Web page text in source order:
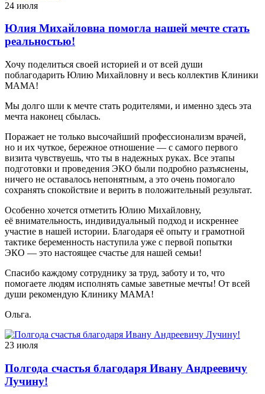
24 июля
Юлия Михайловна помогла нашей мечте стать
реальностью!
Хочу поделиться своей историей и от всей души
поблагодарить Юлию Михайловну и весь коллектив Клиники
МАМА!
Мы долго шли к мечте стать родителями, и именно здесь эта
мечта наконец сбылась.
Поражает не только высочайший профессионализм врачей,
но и их чуткое, бережное отношение — с самого первого
визита чувствуешь, что ты в надежных руках. Все этапы
подготовки и проведения ЭКО были подробно разъяснены,
ничего не оставалось непонятным, а это очень помогало
сохранять спокойствие и верить в положительный результат.
Особенно хочется отметить Юлию Михайловну,
её внимательность, индивидуальный подход и искреннее
участие в нашей истории. Благодаря её опыту и грамотной
тактике беременность наступила уже с первой попытки
ЭКО — это настоящее счастье для нашей семьи!
Спасибо каждому сотруднику за труд, заботу и то, что
помогаете людям исполнять самые заветные мечты! От всей
души рекомендую Клинику МАМА!
Ольга.
23 июля
Полгода счастья благодаря Ивану Андреевичу
Лучину!